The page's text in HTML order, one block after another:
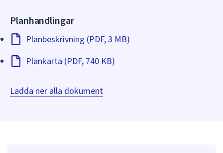
Planhandlingar
Planbeskrivning (PDF, 3 MB)
Plankarta (PDF, 740 KB)
Ladda ner alla dokument